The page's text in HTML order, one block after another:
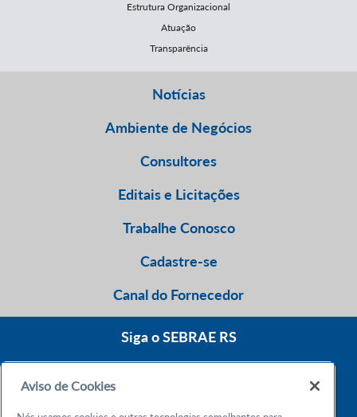
Estrutura Organizacional
Atuação
Transparência
Notícias
Ambiente de Negócios
Consultores
Editais e Licitações
Trabalhe Conosco
Cadastre-se
Canal do Fornecedor
Siga o SEBRAE RS
Aviso de Cookies